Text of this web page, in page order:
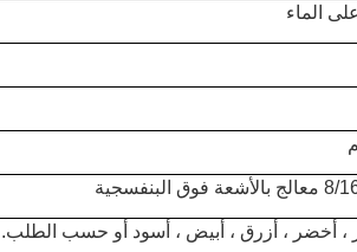
الماء
، أخضر ، أزرق ، أبيض ، أسود أو حسب الطلب.